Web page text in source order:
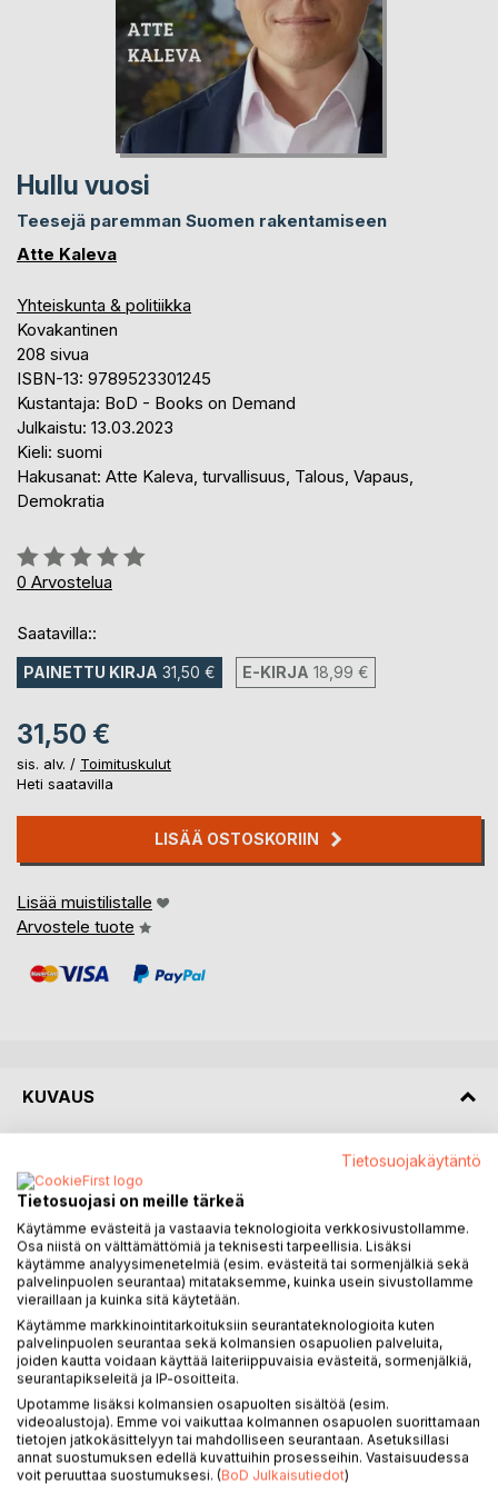
Hullu vuosi
Teesejä paremman Suomen rakentamiseen
Atte Kaleva
Yhteiskunta & politiikka
Kovakantinen
208 sivua
ISBN-13: 9789523301245
Kustantaja: BoD - Books on Demand
Julkaistu: 13.03.2023
Kieli: suomi
Hakusanat: Atte Kaleva, turvallisuus, Talous, Vapaus,
Demokratia
Arvostelu::
0%
0 Arvostelua
Saatavilla::
PAINETTU KIRJA 31,50 € E-KIRJA 18,99 €
31,50 €
sis. alv. / Toimituskulut
Heti saatavilla
LISÄÄ OSTOSKORIIN
Lisää muistilistalle
Arvostele tuote
KUVAUS
Suomi oli kohdannut kriisin toisensa perään, kun Venäjä
aloitti brutaalin hyökkäyssotansa Ukrainassa. Koko
Euroopan turvallisuusarkkitehtuuri kaipasi kerralla
uudistamista. Suomi ja Ruotsi hakivat puolustusliitto Naton
jäsenyyttä.
Miten Suomen turvallisuus uusissa oloissa taataan? Miten
vastaamme jo aiemmin syntyneisiin haasteisiin: sellaisiin
kuin vuodesta toiseen pahemmin yskivä taloutemme ja
kiihtyvä velkaantuminen, vapauksien vähittäinen
kaveneminen tai demokratian kasvaneet haasteet.
Kansanedustaja Atte Kaleva kertoo miten Suomi saadaan
takaisin oikealle raiteelle, talous kasvu-uralle ja kansalaisuus
kunniaan. Kalevan analyysin mukaan Suomi on valtavien
Tietosuojakäytäntö
Tietosuojasi on meille tärkeä
Käytämme evästeitä ja vastaavia teknologioita verkkosivustollamme.
Osa niistä on välttämättömiä ja teknisesti tarpeellisia. Lisäksi
käytämme analyysimenetelmiä (esim. evästeitä tai sormenjälkiä sekä
palvelinpuolen seurantaa) mitataksemme, kuinka usein sivustollamme
vieraillaan ja kuinka sitä käytetään.
Käytämme markkinointitarkoituksiin seurantateknologioita kuten
palvelinpuolen seurantaa sekä kolmansien osapuolien palveluita,
joiden kautta voidaan käyttää laiteriippuvaisia evästeitä, sormenjälkiä,
seurantapikseleitä ja IP-osoitteita.
Upotamme lisäksi kolmansien osapuolten sisältöä (esim.
videoalustoja). Emme voi vaikuttaa kolmannen osapuolen suorittamaan
tietojen jatkokäsittelyyn tai mahdolliseen seurantaan. Asetuksillasi
annat suostumuksen edellä kuvattuihin prosesseihin. Vastaisuudessa
voit peruuttaa suostumuksesi. (BoD Julkaisutiedot)